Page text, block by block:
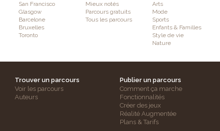
San Francisco
Glasgow
Barcelone
Bruxelles
Toronto
Mieux notés
Parcours gratuits
Tous les parcours
Arts
Mode
Sports
Enfants & Familles
Style de vie
Nature
Trouver un parcours
Voir les parcours
Auteurs
Publier un parcours
Comment ça marche
Fonctionnalités
Créer des jeux
Réalité Augmentée
Plans & Tarifs